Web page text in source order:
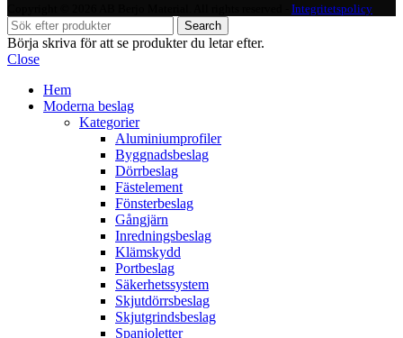
Integritetspolicy
Search
Börja skriva för att se produkter du letar efter.
Close
Hem
Moderna beslag
Kategorier
Aluminiumprofiler
Byggnadsbeslag
Dörrbeslag
Fästelement
Fönsterbeslag
Gångjärn
Inredningsbeslag
Klämskydd
Portbeslag
Säkerhetssystem
Skjutdörrsbeslag
Skjutgrindsbeslag
Spanjoletter